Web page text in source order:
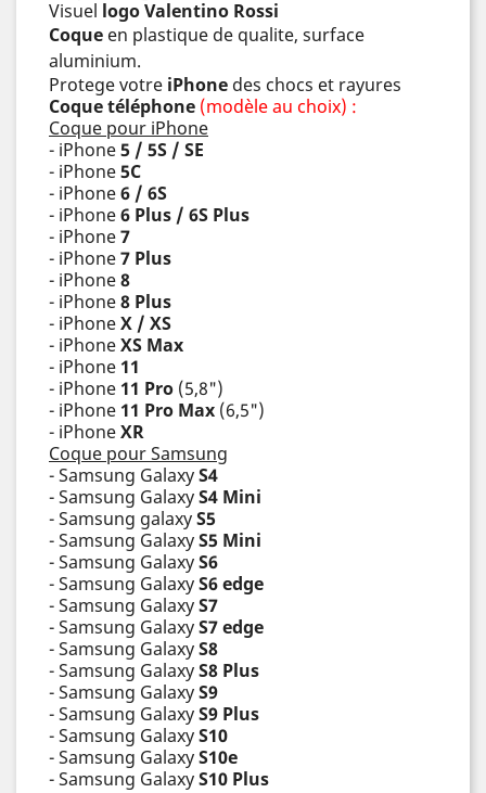
Visuel logoValentino Rossi
Coque en plastique de qualite, surface
aluminium.
Protege votre iPhone des chocs et rayures
Coque téléphone (modèle au choix) :
Coque pour iPhone
- iPhone5 / 5S / SE
- iPhone5C
- iPhone6 / 6S
- iPhone6 Plus / 6S Plus
- iPhone7
- iPhone7 Plus
- iPhone8
- iPhone8 Plus
- iPhoneX / XS
- iPhoneXS Max
- iPhone 11
- iPhone 11 Pro (5,8")
- iPhone 11 Pro Max (6,5")
- iPhoneXR
Coque pour Samsung
- Samsung GalaxyS4
- Samsung GalaxyS4 Mini
- Samsung galaxyS5
- Samsung GalaxyS5 Mini
- Samsung GalaxyS6
- Samsung GalaxyS6 edge
- Samsung GalaxyS7
- Samsung GalaxyS7 edge
- Samsung GalaxyS8
- Samsung GalaxyS8 Plus
- Samsung GalaxyS9
- Samsung GalaxyS9 Plus
- Samsung GalaxyS10
- Samsung GalaxyS10e
- Samsung GalaxyS10 Plus